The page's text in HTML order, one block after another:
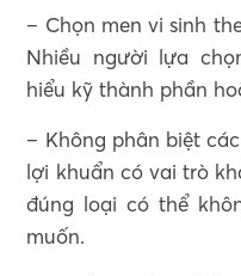
– Chọn men vi sinh
Nhiều người lựa
hiểu kỹ thành phần
– Không phân biệt
lợi khuẩn có vai trò
đúng loại có thể
muốn.